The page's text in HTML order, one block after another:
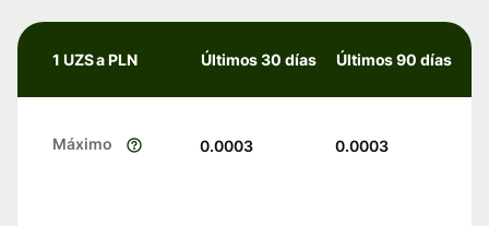
1 UZS a PLN Últimos 30 días Últimos 90 días
Máximo 0.0003 0.0003